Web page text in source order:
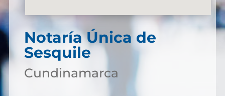
Notaría Única de
Sesquile
Cundinamarca